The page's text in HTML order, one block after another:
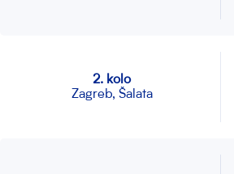
2. kolo
Zagreb, Šalata